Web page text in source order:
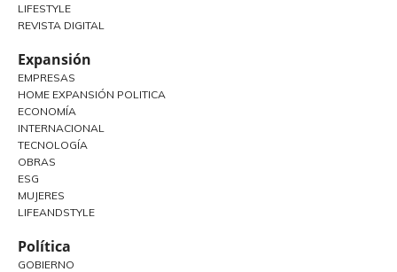
LIFESTYLE
REVISTA DIGITAL
Expansión
EMPRESAS
HOME EXPANSIÓN POLITICA
ECONOMÍA
INTERNACIONAL
TECNOLOGÍA
OBRAS
ESG
MUJERES
LIFEANDSTYLE
Política
GOBIERNO